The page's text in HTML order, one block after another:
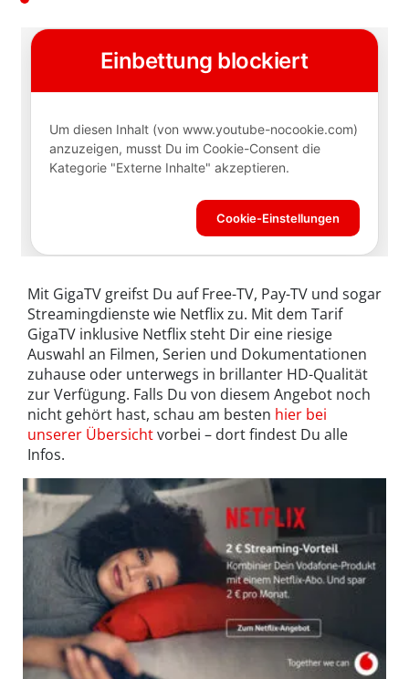
Mit GigaTV greifst Du auf Free-TV, Pay-TV und sogar
Streamingdienste wie Netflix zu. Mit dem Tarif
GigaTV inklusive Netflix steht Dir eine riesige
Auswahl an Filmen, Serien und Dokumentationen
zuhause oder unterwegs in brillanter HD-Qualität
zur Verfügung. Falls Du von diesem Angebot noch
nicht gehört hast, schau am besten hier bei
unserer Übersichtvorbei – dort findest Du alle
Infos.